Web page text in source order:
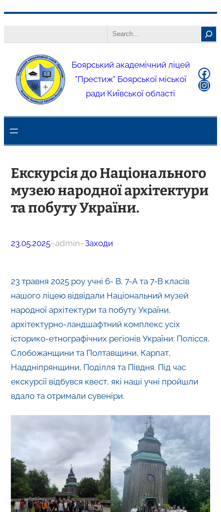
Боярський академічний ліцей
"Престиж" Боярської міської
ради Київської області
Екскурсія до Національного
музею народної архітектури
та побуту України.
23.05.2025–admin–Заходи
23 травня 2025 роу учні 6- В, 7-А та 7-В класів
нашого ліцею відвідали Національний музей
народної архітектури та побуту України,
архітектурно-ландшафтний комплекс усіх
історико-етнографічних регіонів України: Полісся,
Слобожанщини та Полтавщини, Карпат,
Наддніпрянщини, Поділля та Півдня. Під час
екскурсії відбувся квест, які наші учні пройшли
вдало та отримали сувеніри.